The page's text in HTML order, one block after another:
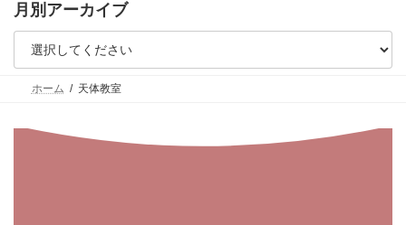
月別アーカイブ
ホーム 天体教室